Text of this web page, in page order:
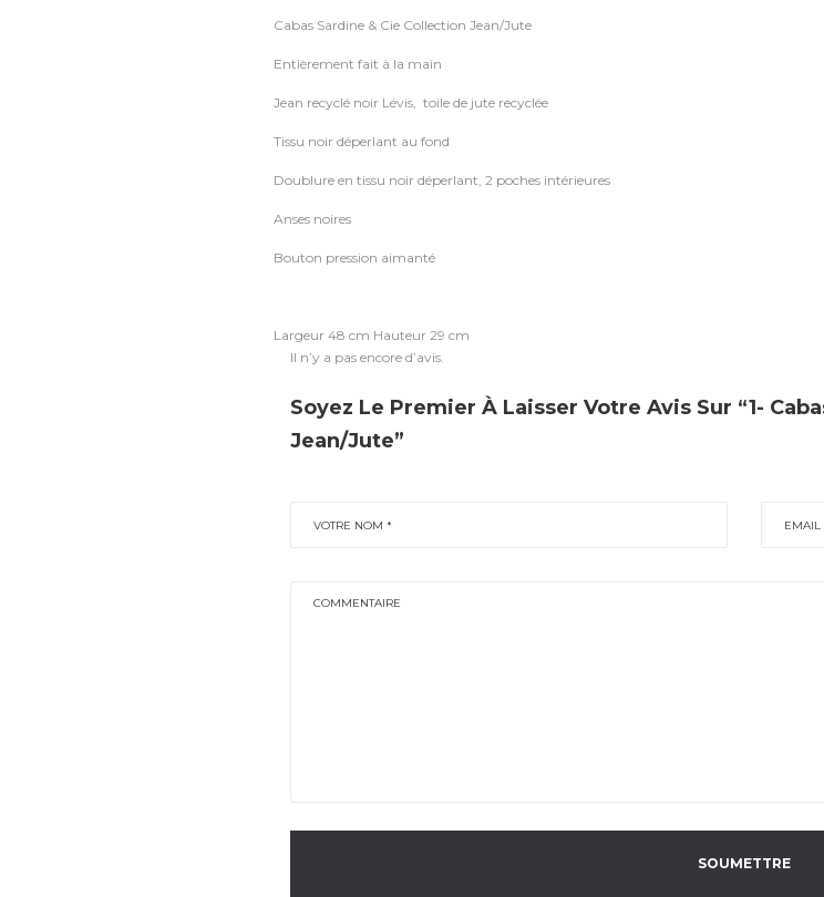
Cabas Sardine & Cie Collection Jean/Jute
Entièrement fait à la main
Jean recyclé noir Lévis, toile de jute recyclée
Tissu noir déperlant au fond
Doublure en tissu noir déperlant, 2 poches intérieures
Anses noires
Bouton pression aimanté
Largeur 48 cm Hauteur 29 cm
Il n’y a pas encore d’avis.
Soyez Le Premier À Laisser Votre Avis Sur “1-
Jean/Jute”